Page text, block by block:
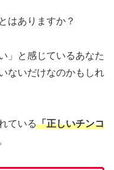
はありますか？
」と感じているあなた
ないだけなのかもしれ
ている「正しいチンコ